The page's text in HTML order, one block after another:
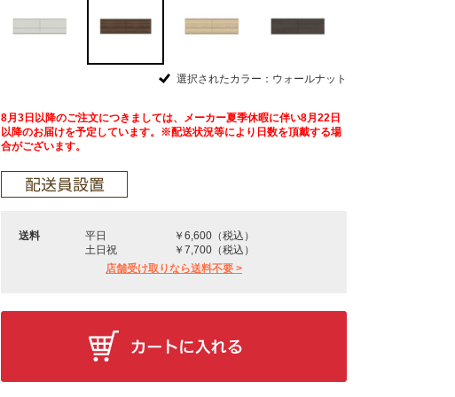
選択されたカラー：ウォールナット
8月3日以降のご注文につきましては、メーカー夏季休暇に伴い8月22日
以降のお届けを予定しています。※配送状況等により日数を頂戴する場
合がございます。
送料 平日
￥6,600（税込）
土日祝
￥7,700（税込）
店舗受け取りなら送料不要 >